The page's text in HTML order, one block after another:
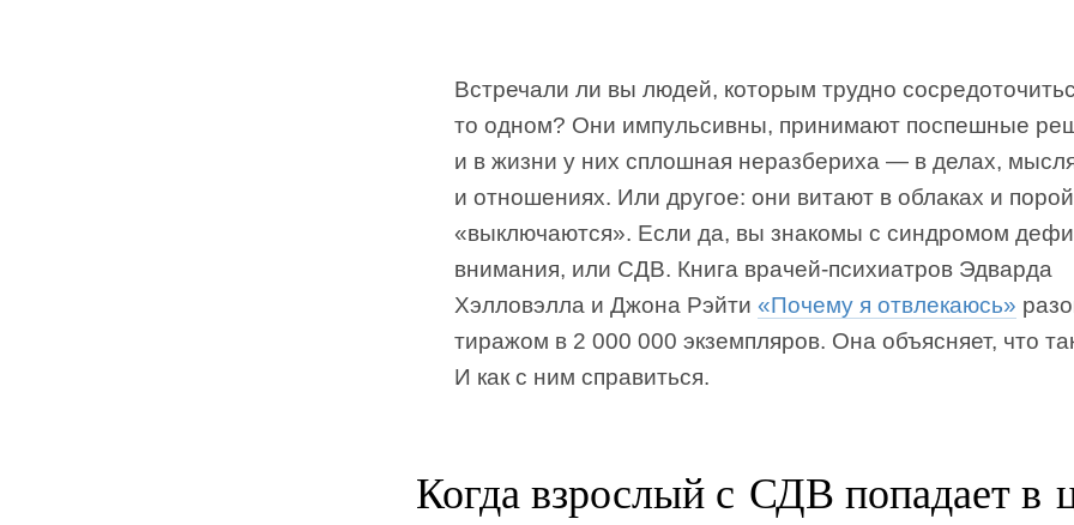
Встречали ли вы людей, которым трудно
то одном? Они импульсивны, принимают поспешные
и в жизни у них сплошная неразбериха — в делах,
и отношениях. Или другое: они витают в облаках и порой
«выключаются». Если да, вы знакомы с синдромом
внимания, или СДВ. Книга врачей-психиатров Эдварда
Хэлловэлла и Джона Рэйти «Почему я отвлекаюсь»
тиражом в 2 000 000 экземпляров. Она объясняет, что
И как с ним справиться.
Когда взрослый с СДВ попадает в